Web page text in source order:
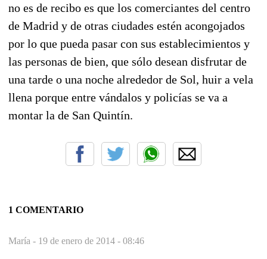
no es de recibo es que los comerciantes del centro
de Madrid y de otras ciudades estén acongojados
por lo que pueda pasar con sus establecimientos y
las personas de bien, que sólo desean disfrutar de
una tarde o una noche alrededor de Sol, huir a vela
llena porque entre vándalos y policías se va a
montar la de San Quintín.
1 COMENTARIO
María - 19 de enero de 2014 - 08:46